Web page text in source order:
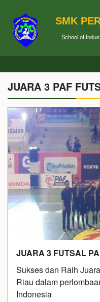
SMK
School of
JUARA 3 PAF
JUARA 3 FUTSAL
Sukses dan Raih
Riau dalam
Indonesia